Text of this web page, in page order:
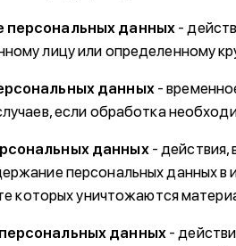
персональных данных -
лицу или определенному
данных-
если обработка
данных- действия,
персональных данных
которых уничтожаются
данных-